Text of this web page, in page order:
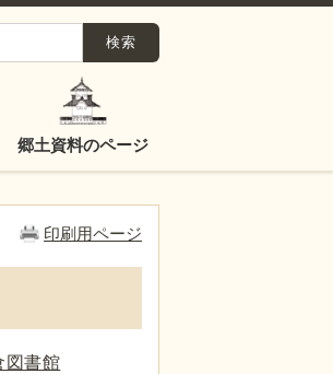
郷土資料のページ
印刷用ページ
図書館